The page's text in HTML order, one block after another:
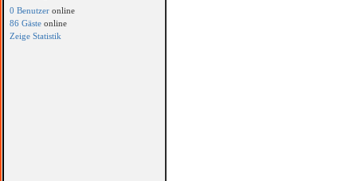
0 Benutzer online
86 Gäste online
Zeige Statistik